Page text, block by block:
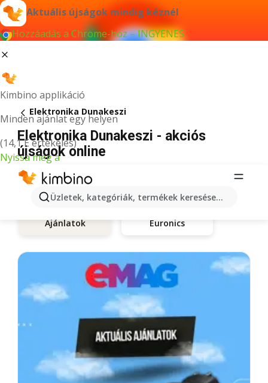
Aktuális újságok mindig kéznél
Hozzáadás a Chrome-hoz – INGYENES
Kimbino applikáció
Minden ajánlat egy helyen
(14,1 E értékelés)
Nyissa meg a
Üzletek, kategóriák, termékek keresése...
Elektronika Dunakeszi
Elektronika Dunakeszi - akciós
újságok online
Ajánlatok Euronics